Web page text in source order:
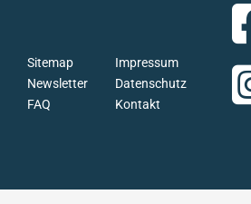
FAQ
Newsletter
Sitemap
Kontakt
Datenschutz
Impressum